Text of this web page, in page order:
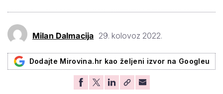
Milan Dalmacija 29. kolovoz 2022.
Dodajte Mirovina.hr kao željeni izvor na Googleu